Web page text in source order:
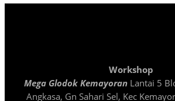
Workshop
Mega Glodok Kemayoran Lantai 5
Angkasa, Gn Sahari Sel, Kec